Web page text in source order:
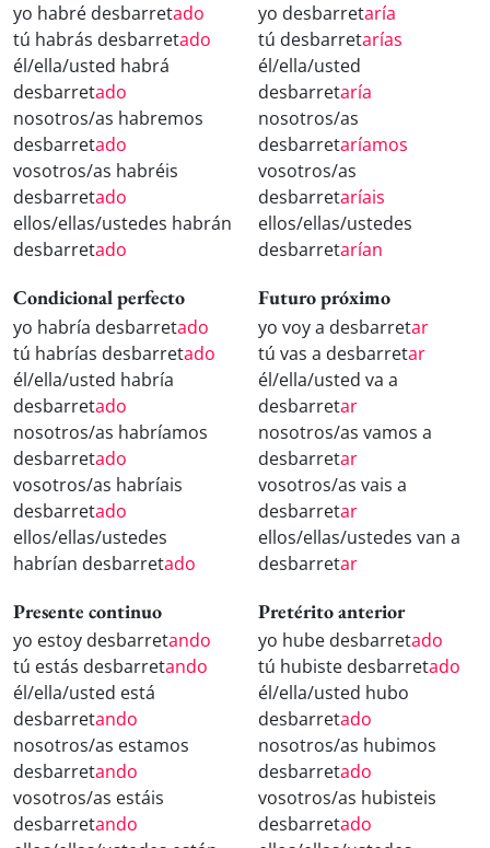
yo habré desbarretado
tú habrás desbarretado
él/ella/usted habrá
desbarretado
nosotros/as habremos
desbarretado
vosotros/as habréis
desbarretado
ellos/ellas/ustedes habrán
desbarretado
yo desbarretaría
tú desbarretarías
él/ella/usted
desbarretaría
nosotros/as
desbarretaríamos
vosotros/as
desbarretaríais
ellos/ellas/ustedes
desbarretarían
Condicional perfecto
yo habría desbarretado
tú habrías desbarretado
él/ella/usted habría
desbarretado
nosotros/as habríamos
desbarretado
vosotros/as habríais
desbarretado
ellos/ellas/ustedes
habrían desbarretado
Futuro próximo
yo voy a desbarretar
tú vas a desbarretar
él/ella/usted va a
desbarretar
nosotros/as vamos a
desbarretar
vosotros/as vais a
desbarretar
ellos/ellas/ustedes van a
desbarretar
Presente continuo
yo estoy desbarretando
tú estás desbarretando
él/ella/usted está
desbarretando
nosotros/as estamos
desbarretando
vosotros/as estáis
desbarretando
Pretérito anterior
yo hube desbarretado
tú hubiste desbarretado
él/ella/usted hubo
desbarretado
nosotros/as hubimos
desbarretado
vosotros/as hubisteis
desbarretado